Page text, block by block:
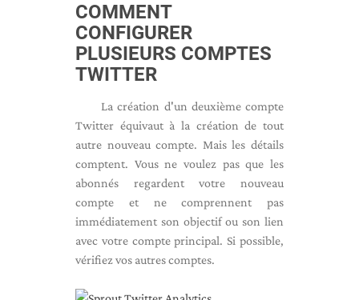
COMMENT
CONFIGURER
PLUSIEURS COMPTES
TWITTER
La création d'un deuxième compte
Twitter équivaut à la création de tout
autre nouveau compte. Mais les détails
comptent. Vous ne voulez pas que les
abonnés regardent votre nouveau
compte et ne comprennent pas
immédiatement son objectif ou son lien
avec votre compte principal. Si possible,
vérifiez vos autres comptes.